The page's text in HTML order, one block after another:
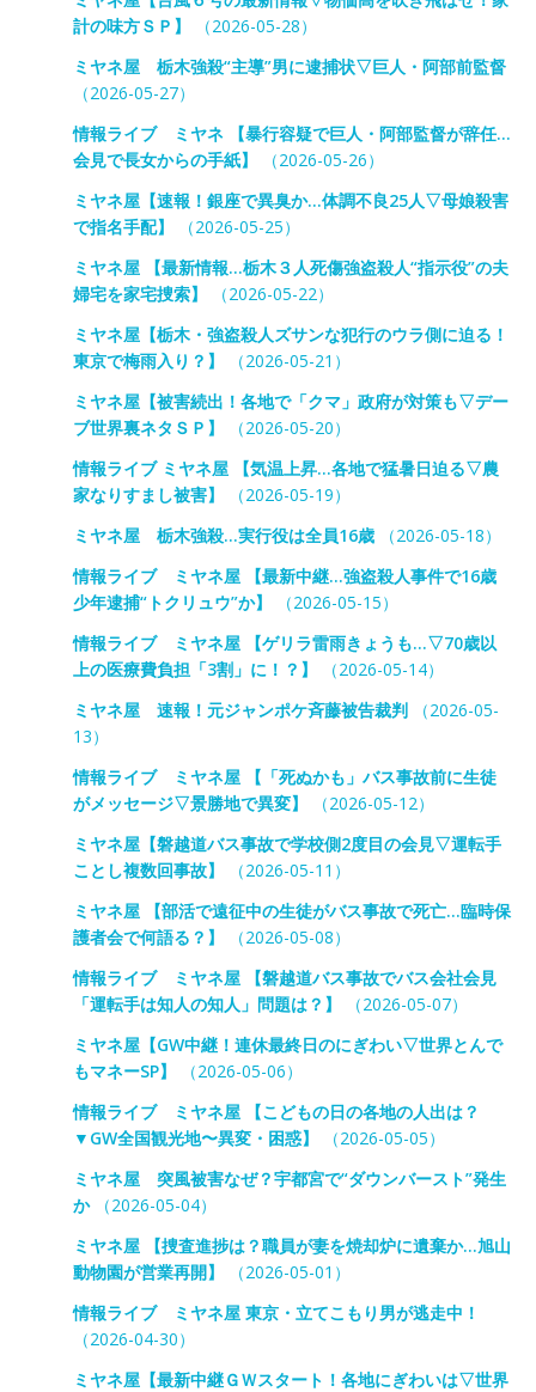
計の味方ＳＰ】
（2026-05-28）
ミヤネ屋 栃木強殺“主導”男に逮捕状▽巨人・阿部前監督
（2026-05-27）
情報ライブ ミヤネ 【暴行容疑で巨人・阿部監督が辞任…
会見で長女からの手紙】
（2026-05-26）
ミヤネ屋【速報！銀座で異臭か…体調不良25人▽母娘殺害
で指名手配】
（2026-05-25）
ミヤネ屋 【最新情報…栃木３人死傷強盗殺人“指示役”の夫
婦宅を家宅捜索】
（2026-05-22）
ミヤネ屋【栃木・強盗殺人ズサンな犯行のウラ側に迫る！
東京で梅雨入り？】
（2026-05-21）
ミヤネ屋【被害続出！各地で「クマ」政府が対策も▽デー
ブ世界裏ネタＳＰ】
（2026-05-20）
情報ライブ ミヤネ屋 【気温上昇…各地で猛暑日迫る▽農
家なりすまし被害】
（2026-05-19）
ミヤネ屋 栃木強殺…実行役は全員16歳（2026-05-18）
情報ライブ ミヤネ屋 【最新中継…強盗殺人事件で16歳
少年逮捕“トクリュウ”か】
（2026-05-15）
情報ライブ ミヤネ屋 【ゲリラ雷雨きょうも…▽70歳以
上の医療費負担「3割」に！？】
（2026-05-14）
ミヤネ屋 速報！元ジャンポケ斉藤被告裁判（2026-05-
13）
情報ライブ ミヤネ屋 【「死ぬかも」バス事故前に生徒
がメッセージ▽景勝地で異変】
（2026-05-12）
ミヤネ屋【磐越道バス事故で学校側2度目の会見▽運転手
ことし複数回事故】
（2026-05-11）
ミヤネ屋 【部活で遠征中の生徒がバス事故で死亡…臨時保
護者会で何語る？】
（2026-05-08）
情報ライブ ミヤネ屋 【磐越道バス事故でバス会社会見
「運転手は知人の知人」問題は？】
（2026-05-07）
ミヤネ屋【GW中継！連休最終日のにぎわい▽世界とんで
もマネーSP】
（2026-05-06）
情報ライブ ミヤネ屋 【こどもの日の各地の人出は？
▼GW全国観光地〜異変・困惑】
（2026-05-05）
ミヤネ屋 突風被害なぜ？宇都宮で“ダウンバースト”発生
か（2026-05-04）
ミヤネ屋 【捜査進捗は？職員が妻を焼却炉に遺棄か…旭山
動物園が営業再開】
（2026-05-01）
情報ライブ ミヤネ屋 東京・立てこもり男が逃走中！
（2026-04-30）
ミヤネ屋【最新中継ＧＷスタート！各地にぎわいは▽世界